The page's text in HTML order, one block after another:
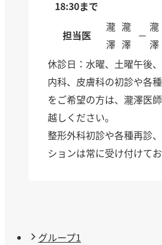
18:30まで
担当医
瀧
澤
瀧
澤
－
瀧
澤
休診日：水曜、土曜午後
内科、皮膚科の初診や各
をご希望の方は、瀧澤医
越しください。
整形外科初診や各種再診
ションは常に受け付けてお
グループ1